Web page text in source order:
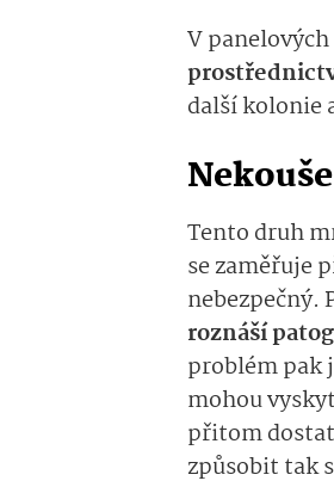
V
další kolonie
Tento druh
se zaměřuje
nebezpečný.
roznáší
problém pak
mohou
přitom
způsobit tak